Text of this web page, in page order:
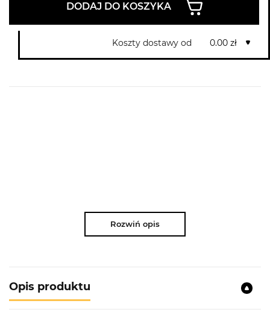
DODAJ DO KOSZYKA
Koszty dostawy od 0.00 zł
Rozwiń opis
Opis produktu